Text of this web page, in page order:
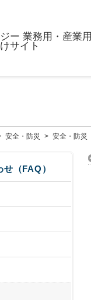
安全・防災 > 安全・防災
（FAQ）